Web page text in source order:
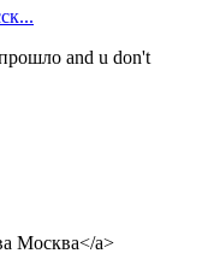
and u don't
Москва</a>